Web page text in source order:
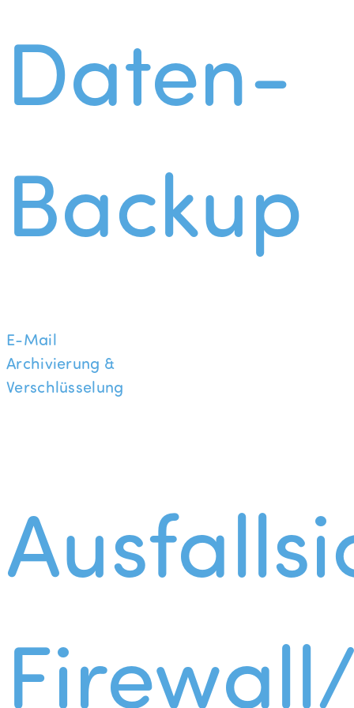
Daten-
Backup
E-Mail
Archivierung &
Verschlüsselung